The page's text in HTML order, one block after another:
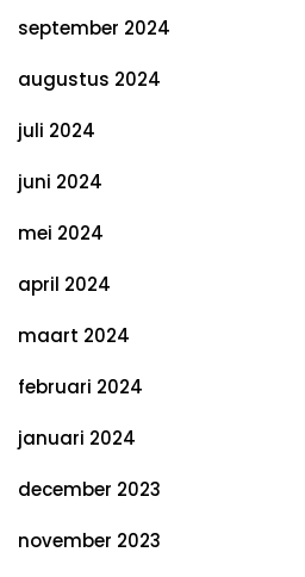
september 2024
augustus 2024
juli 2024
juni 2024
mei 2024
april 2024
maart 2024
februari 2024
januari 2024
december 2023
november 2023